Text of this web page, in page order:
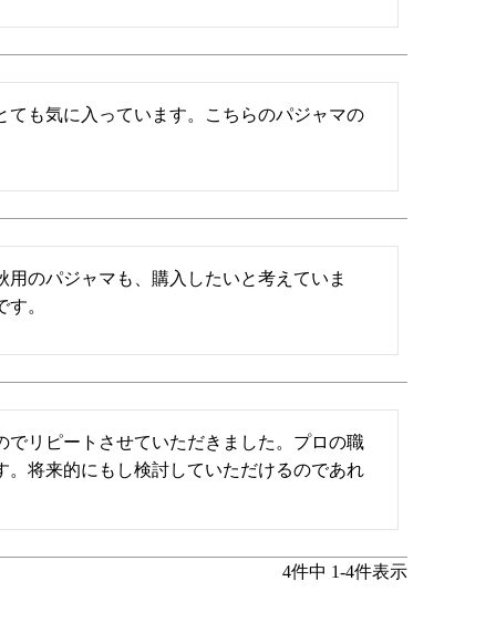
も気に入っています。こちらのパジャマの
のパジャマも、購入したいと考えていま
。
リピートさせていただきました。プロの職
将来的にもし検討していただけるのであれ
4件中 1-4件表示